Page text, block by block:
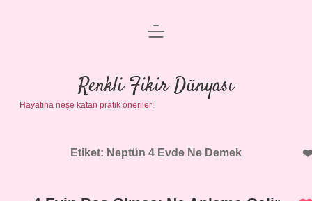
Anasayfa
Gizlilik Politikası
Yasal Uyarı
menüyü
Renkli Fikir Dünyası
Hayatına neşe katan pratik öneriler!
Etiket: Neptün 4 Evde Ne Demek